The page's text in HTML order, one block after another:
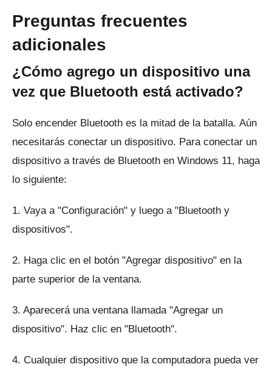
Preguntas frecuentes
adicionales
¿Cómo agrego un dispositivo una
vez que Bluetooth está activado?
Solo encender Bluetooth es la mitad de la batalla. Aún
necesitarás conectar un dispositivo. Para conectar un
dispositivo a través de Bluetooth en Windows 11, haga
lo siguiente:
1. Vaya a "Configuración" y luego a "Bluetooth y
dispositivos".
2. Haga clic en el botón "Agregar dispositivo" en la
parte superior de la ventana.
3. Aparecerá una ventana llamada "Agregar un
dispositivo". Haz clic en "Bluetooth".
4. Cualquier dispositivo que la computadora pueda ver